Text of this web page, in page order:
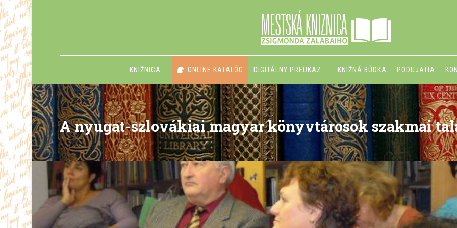
KNIŽNICA ONLINE KATALÓG DIGITÁLNY PREUKAZ KNIŽNÁ BÚDKA PODUJATIA
A nyugat-szlovákiai magyar könyvtárosok szakmai